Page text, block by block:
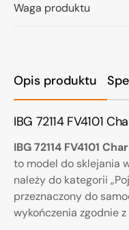
Opis produktu
IBG 72114 FV4101
IBG 72114 FV4101
to model do sklejania
należy do kategorii
przeznaczony do
wykończenia zgodnie
Waga produktu